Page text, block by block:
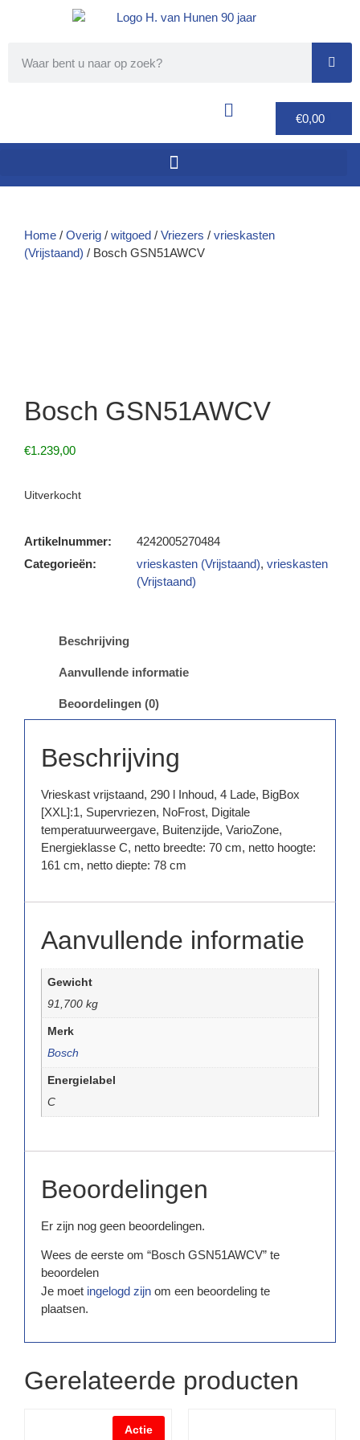
€0,00
Home / Overig / witgoed / Vriezers / vrieskasten
(Vrijstaand) / Bosch GSN51AWCV
Bosch GSN51AWCV
€1.239,00
Uitverkocht
Artikelnummer:
4242005270484
Categorieën:
vrieskasten (Vrijstaand), vrieskasten
(Vrijstaand)
Beschrijving
Aanvullende informatie
Beoordelingen (0)
Beschrijving
Vrieskast vrijstaand, 290 l Inhoud, 4 Lade, BigBox
[XXL]:1, Supervriezen, NoFrost, Digitale
temperatuurweergave, Buitenzijde, VarioZone,
Energieklasse C, netto breedte: 70 cm, netto hoogte:
161 cm, netto diepte: 78 cm
Aanvullende informatie
Gewicht
91,700 kg
Merk
Bosch
Energielabel
C
Beoordelingen
Er zijn nog geen beoordelingen.
Wees de eerste om “Bosch GSN51AWCV” te
beoordelen
Je moet ingelogd zijn om een beoordeling te
plaatsen.
Gerelateerde producten
Actie